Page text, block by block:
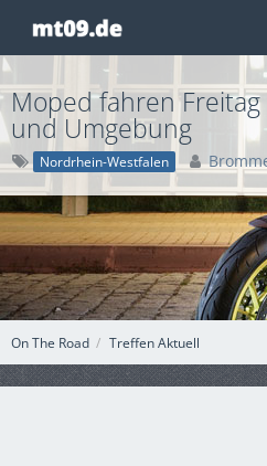
On The Road Treffen Aktuell
Moped fahren
und Umgebung
Nordrhein-Westfalen